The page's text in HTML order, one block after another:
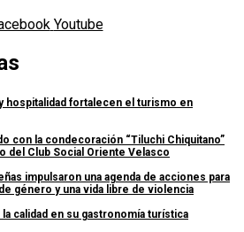
Youtube
hospitalidad fortalecen el turismo en
con la condecoración “Tiluchi Chiquitano”
del Club Social Oriente Velasco
impulsaron una agenda de acciones para
género y una vida libre de violencia
calidad en su gastronomía turística